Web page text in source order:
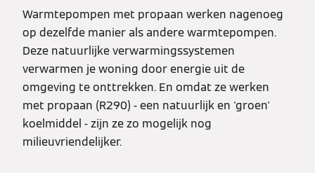
Warmtepompen met propaan werken nagenoeg
op dezelfde manier als andere warmtepompen.
Deze natuurlijke verwarmingssystemen
verwarmen je woning door energie uit de
omgeving te onttrekken. En omdat ze werken
met propaan (R290) - een natuurlijk en 'groen'
koelmiddel - zijn ze zo mogelijk nog
milieuvriendelijker.